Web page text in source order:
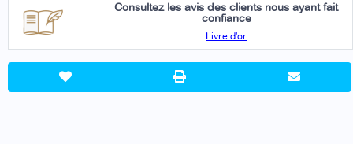
Consultez les avis des clients nous ayant fait
confiance
Livre d'or